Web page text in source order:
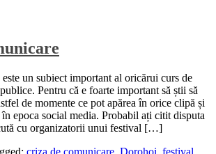
un subiect important al oricărui curs de
Pentru că e foarte important să știi să
de momente ce pot apărea în orice clipă și
epoca social media. Probabil ați citit disputa
cu organizatorii unui festival […]
criza de comunicare, Dorohoi, festival